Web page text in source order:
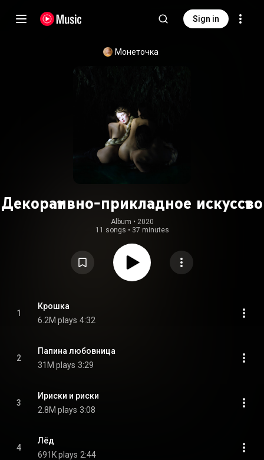
Sign in
Монеточка
Декоративно-прикладное искусство
Album • 2020
11 songs • 37 minutes
1
Крошка
6.2M plays 4:32
2
Папина любовница
31M plays 3:29
3
Ириски и риски
2.8M plays 3:08
4
Лёд
691K plays 2:44